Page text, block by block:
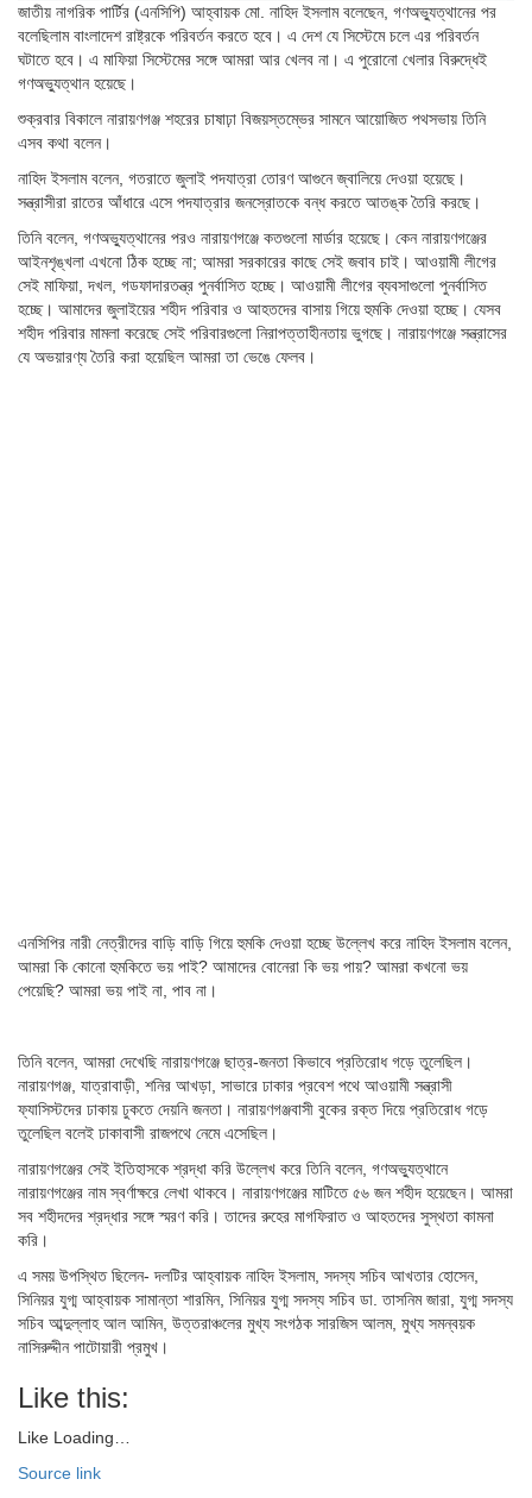
জাতীয় নাগরিক পার্টির (এনসিপি) আহ্বায়ক মো. নাহিদ ইসলাম বলেছেন, গণঅভ্যুত্থানের পর
বলেছিলাম বাংলাদেশ রাষ্ট্রকে পরিবর্তন করতে হবে। এ দেশ যে সিস্টেমে চলে এর পরিবর্তন
ঘটাতে হবে। এ মাফিয়া সিস্টেমের সঙ্গে আমরা আর খেলব না। এ পুরোনো খেলার বিরুদ্ধেই
গণঅভ্যুত্থান হয়েছে।
শুক্রবার বিকালে নারায়ণগঞ্জ শহরের চাষাঢ়া বিজয়স্তম্ভের সামনে আয়োজিত পথসভায় তিনি
এসব কথা বলেন।
নাহিদ ইসলাম বলেন, গতরাতে জুলাই পদযাত্রা তোরণ আগুনে জ্বালিয়ে দেওয়া হয়েছে।
সন্ত্রাসীরা রাতের আঁধারে এসে পদযাত্রার জনস্রোতকে বন্ধ করতে আতঙ্ক তৈরি করছে।
তিনি বলেন, গণঅভ্যুত্থানের পরও নারায়ণগঞ্জে কতগুলো মার্ডার হয়েছে। কেন নারায়ণগঞ্জের
আইনশৃঙ্খলা এখনো ঠিক হচ্ছে না; আমরা সরকারের কাছে সেই জবাব চাই। আওয়ামী লীগের
সেই মাফিয়া, দখল, গডফাদারতন্ত্র পুনর্বাসিত হচ্ছে। আওয়ামী লীগের ব্যবসাগুলো পুনর্বাসিত
হচ্ছে। আমাদের জুলাইয়ের শহীদ পরিবার ও আহতদের বাসায় গিয়ে হুমকি দেওয়া হচ্ছে। যেসব
শহীদ পরিবার মামলা করেছে সেই পরিবারগুলো নিরাপত্তাহীনতায় ভুগছে। নারায়ণগঞ্জে সন্ত্রাসের
যে অভয়ারণ্য তৈরি করা হয়েছিল আমরা তা ভেঙে ফেলব।
এনসিপির নারী নেত্রীদের বাড়ি বাড়ি গিয়ে হুমকি দেওয়া হচ্ছে উল্লেখ করে নাহিদ ইসলাম বলেন,
আমরা কি কোনো হুমকিতে ভয় পাই? আমাদের বোনেরা কি ভয় পায়? আমরা কখনো ভয়
পেয়েছি? আমরা ভয় পাই না, পাব না।
তিনি বলেন, আমরা দেখেছি নারায়ণগঞ্জে ছাত্র-জনতা কিভাবে প্রতিরোধ গড়ে তুলেছিল।
নারায়ণগঞ্জ, যাত্রাবাড়ী, শনির আখড়া, সাভারে ঢাকার প্রবেশ পথে আওয়ামী সন্ত্রাসী
ফ্যাসিস্টদের ঢাকায় ঢুকতে দেয়নি জনতা। নারায়ণগঞ্জবাসী বুকের রক্ত দিয়ে প্রতিরোধ গড়ে
তুলেছিল বলেই ঢাকাবাসী রাজপথে নেমে এসেছিল।
নারায়ণগঞ্জের সেই ইতিহাসকে শ্রদ্ধা করি উল্লেখ করে তিনি বলেন, গণঅভ্যুত্থানে
নারায়ণগঞ্জের নাম স্বর্ণাক্ষরে লেখা থাকবে। নারায়ণগঞ্জের মাটিতে ৫৬ জন শহীদ হয়েছেন। আমরা
সব শহীদদের শ্রদ্ধার সঙ্গে স্মরণ করি। তাদের রুহের মাগফিরাত ও আহতদের সুস্থতা কামনা
করি।
এ সময় উপস্থিত ছিলেন- দলটির আহ্বায়ক নাহিদ ইসলাম, সদস্য সচিব আখতার হোসেন,
সিনিয়র যুগ্ম আহ্বায়ক সামান্তা শারমিন, সিনিয়র যুগ্ম সদস্য সচিব ডা. তাসনিম জারা, যুগ্ম সদস্য
সচিব আব্দুল্লাহ আল আমিন, উত্তরাঞ্চলের মুখ্য সংগঠক সারজিস আলম, মুখ্য সমন্বয়ক
নাসিরুদ্দীন পাটোয়ারী প্রমুখ।
Like this:
Like Loading…
Source link